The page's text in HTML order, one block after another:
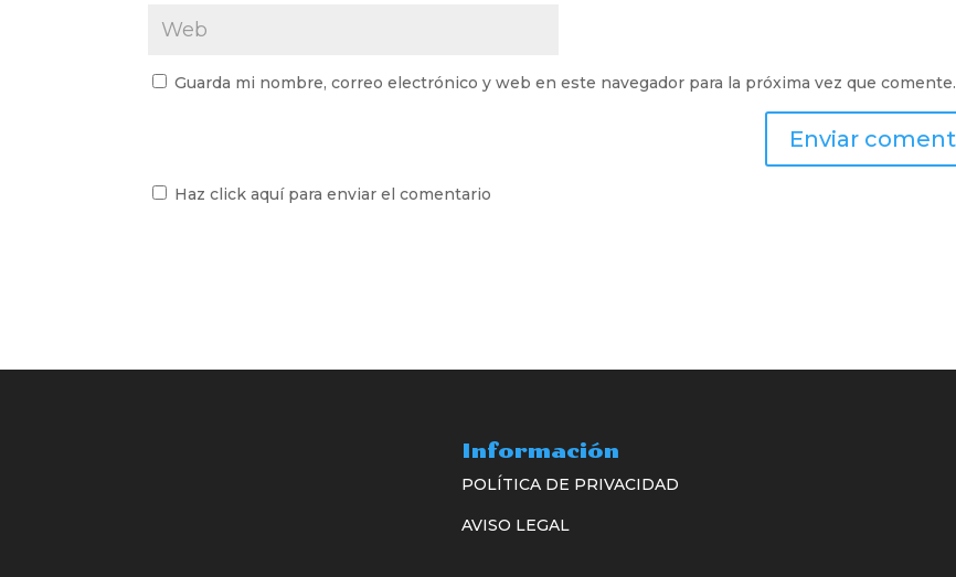
Guarda mi nombre, correo electrónico y web en este navegador para la próxima vez que comente.
Haz click aquí para enviar el comentario
Información
POLÍTICA DE PRIVACIDAD
AVISO LEGAL